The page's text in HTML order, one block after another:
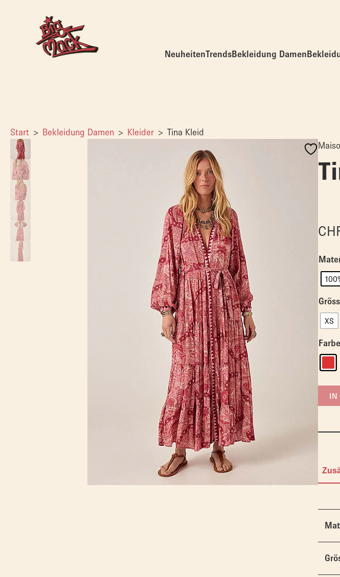
NeuheitenTrendsBekleidung Damen
Start Bekleidung Damen Kleider Tina Kleid
XS
Farbe
IN